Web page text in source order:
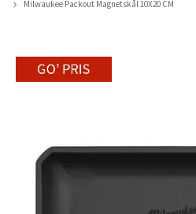
Milwaukee Packout Magnetskål 10X20 CM